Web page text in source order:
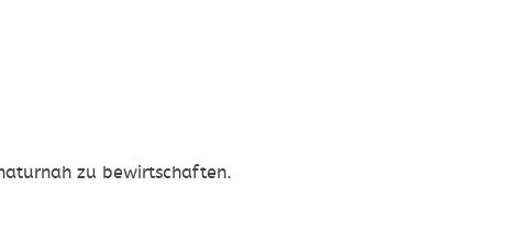
zu bewirtschaften.